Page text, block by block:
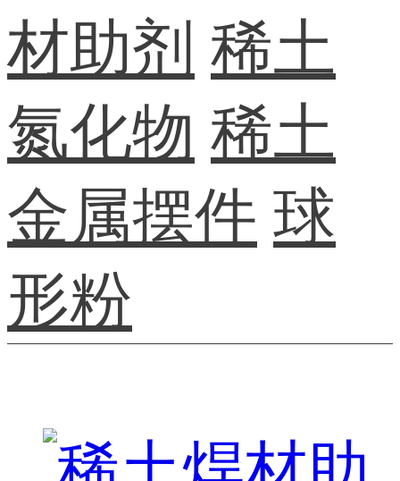
材助剂 稀土
氮化物 稀土
金属摆件 球
形粉